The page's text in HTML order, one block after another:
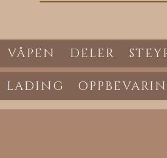
VÅPEN DELER
LADING